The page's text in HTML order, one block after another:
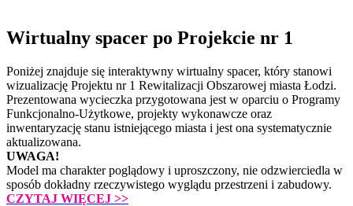
Wirtualny spacer po Projekcie nr 1
Poniżej znajduje się interaktywny wirtualny spacer, który stanowi
wizualizację Projektu nr 1 Rewitalizacji Obszarowej miasta Łodzi.
Prezentowana wycieczka przygotowana jest w oparciu o Programy
Funkcjonalno-Użytkowe, projekty wykonawcze oraz
inwentaryzację stanu istniejącego miasta i jest ona systematycznie
aktualizowana.
UWAGA!
Model ma charakter poglądowy i uproszczony, nie odzwierciedla w
sposób dokładny rzeczywistego wyglądu przestrzeni i zabudowy.
CZYTAJ WIĘCEJ >>